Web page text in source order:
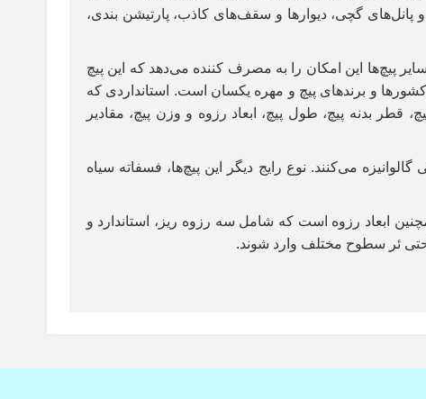
پانل‌های گچی، دیوارها و سقف‌های کاذب، پارتیشن بندی،
پیچ‌ها این امکان را به مصرف کننده می‌دهد که این پیچ
کشورها و برندهای پیچ و مهره یکسان است. استانداردی که
بدنه پیچ، طول پیچ، ابعاد رزوه و وزن پیچ، مقادیر
می‌کنند. نوع رایج دیگر این پیچ‌ها، فسفاته سیاه
ابعاد رزوه است که شامل سه رزوه ریز، استاندارد و
ئر سطوح مختلف وارد شوند.